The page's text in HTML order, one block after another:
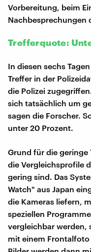
Vorbereitung, beim
Nachbesprechungen
Trefferquote:
In diesen sechs
Treffer in der
die Polizei
sich tatsächlich um
sagen die Forscher.
unter 20 Prozent.
Grund für die geringe
die Vergleichsprofile
gering sind. Das
Watch" aus Japan
die Kameras liefern,
speziellen
vergleichbar werden,
mit einem